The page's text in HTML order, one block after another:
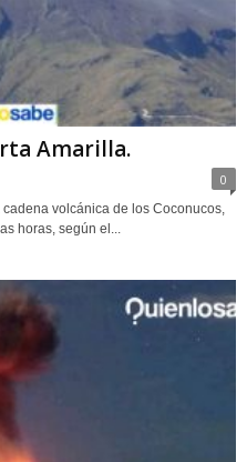
Amarilla.
0
volcánica de los Coconucos,
horas, según el...